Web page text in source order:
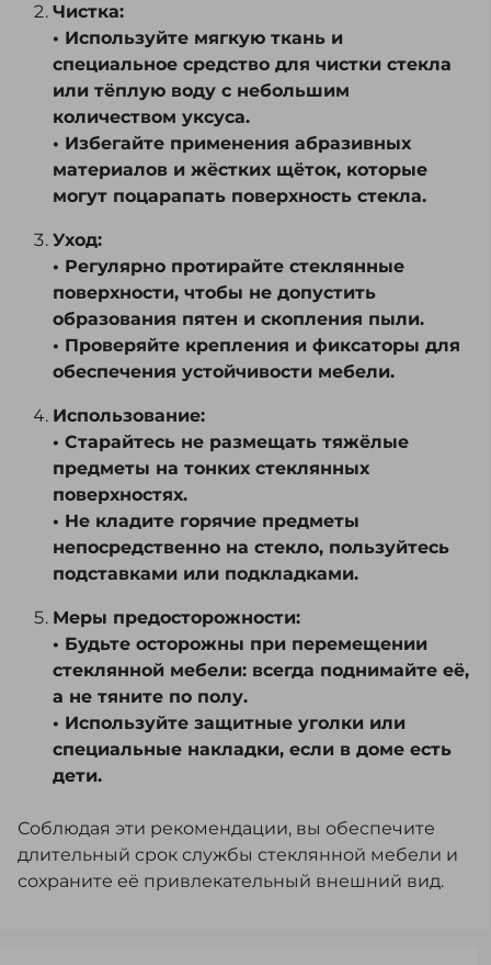
Чистка:
• Используйте мягкую ткань и
специальное средство для чистки стекла
или тёплую воду с небольшим
количеством уксуса.
• Избегайте применения абразивных
материалов и жёстких щёток, которые
могут поцарапать поверхность стекла.
Уход:
• Регулярно протирайте стеклянные
поверхности, чтобы не допустить
образования пятен и скопления пыли.
• Проверяйте крепления и фиксаторы для
обеспечения устойчивости мебели.
Использование:
• Старайтесь не размещать тяжёлые
предметы на тонких стеклянных
поверхностях.
• Не кладите горячие предметы
непосредственно на стекло, пользуйтесь
подставками или подкладками.
Меры предосторожности:
• Будьте осторожны при перемещении
стеклянной мебели: всегда поднимайте её,
а не тяните по полу.
• Используйте защитные уголки или
специальные накладки, если в доме есть
дети.
Соблюдая эти рекомендации, вы обеспечите
длительный срок службы стеклянной мебели и
сохраните её привлекательный внешний вид.